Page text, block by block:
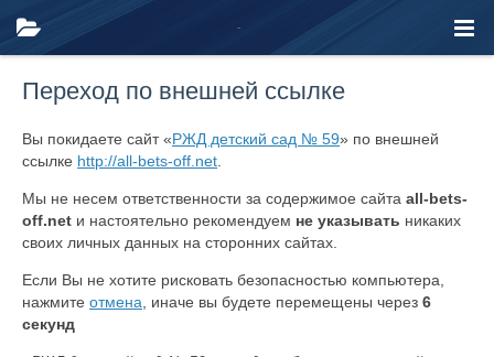
Переход по внешней ссылке
Вы покидаете сайт «РЖД детский сад № 59» по внешней
ссылке http://all-bets-off.net
Мы не несем ответственности за содержимое сайта all-bets-
off.net и настоятельно рекомендуем не указывать никаких
своих личных данных на сторонних сайтах.
Если Вы не хотите рисковать безопасностью компьютера,
нажмите отмена , иначе вы будете перемещены через 6
секунд